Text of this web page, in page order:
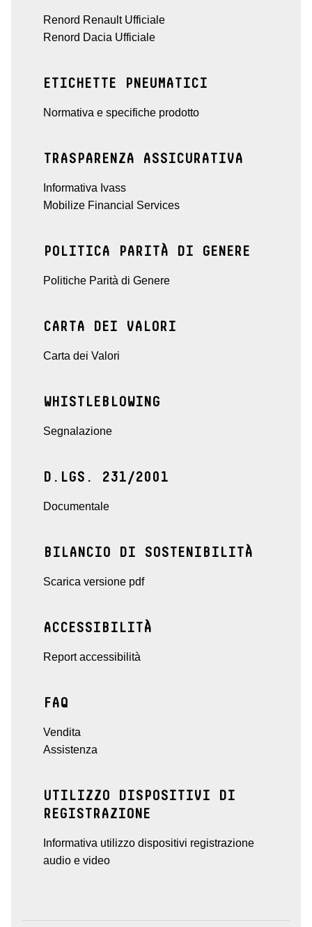
Renord Renault Ufficiale
Renord Dacia Ufficiale
ETICHETTE PNEUMATICI
Normativa e specifiche prodotto
TRASPARENZA ASSICURATIVA
Informativa Ivass
Mobilize Financial Services
POLITICA PARITÀ DI GENERE
Politiche Parità di Genere
CARTA DEI VALORI
Carta dei Valori
WHISTLEBLOWING
Segnalazione
D.LGS. 231/2001
Documentale
BILANCIO DI SOSTENIBILITÀ
Scarica versione pdf
ACCESSIBILITÀ
Report accessibilità
FAQ
Vendita
Assistenza
UTILIZZO DISPOSITIVI DI
REGISTRAZIONE
Informativa utilizzo dispositivi registrazione
audio e video